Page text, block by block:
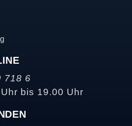
718 6
bis 19.00 Uhr